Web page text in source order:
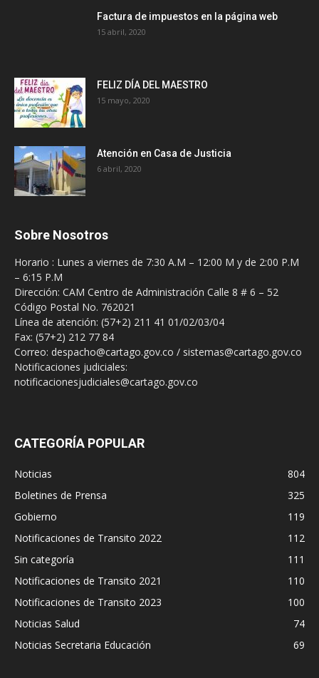
Factura de impuestos en la página web
15 abril, 2020
FELIZ DÍA DEL MAESTRO
15 mayo, 2020
Atención en Casa de Justicia
6 abril, 2020
Sobre Nosotros
Horario : Lunes a viernes de 7:30 A.M – 12:00 M y de 2:00 P.M
– 6:15 P.M
Dirección: CAM Centro de Administración Calle 8 # 6 – 52
Código Postal No. 762021
Línea de atención: (57+2) 211 41 01/02/03/04
Fax: (57+2) 212 77 84
Correo: despacho@cartago.gov.co / sistemas@cartago.gov.co
Notificaciones judiciales:
notificacionesjudiciales@cartago.gov.co
CATEGORÍA POPULAR
Noticias
804
Boletines de Prensa
325
Gobierno
119
Notificaciones de Transito 2022
112
Sin categoría
111
Notificaciones de Transito 2021
110
Notificaciones de Transito 2023
100
Noticias Salud
74
Noticias Secretaria Educación
69